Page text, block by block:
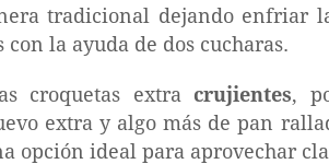
tradicional dejando enfriar
la ayuda de dos cucharas.
croquetas extra crujientes,
extra y algo más de pan
opción ideal para aprovechar